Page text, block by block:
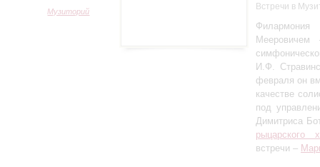
Музиторий Встречи в
Мееровичем
И.Ф.
февраля он
качестве
под
Димитриса
рыцарского
встречи –